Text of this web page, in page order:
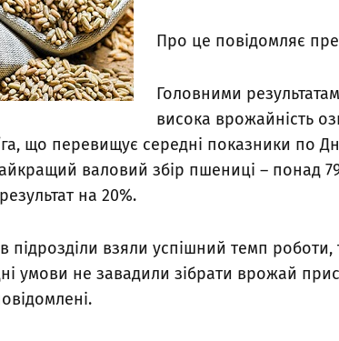
Про це повідомляє
Головними
висока врожайність
що перевищує середні показники по
валовий збір пшениці – понад
на 20%.
підрозділи взяли успішний темп роботи,
умови не завадили зібрати врожай